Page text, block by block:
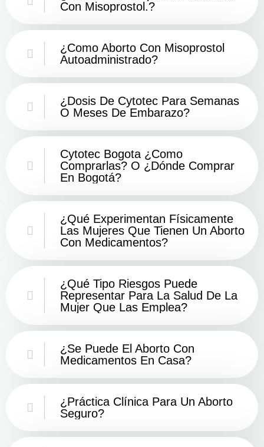
Con Misoprostol.?
¿Como Aborto Con Misoprostol
Autoadministrado?
¿Dosis De Cytotec Para Semanas
O Meses De Embarazo?
Cytotec Bogota ¿Como
Comprarlas? O ¿Dónde Comprar
En Bogotá?
¿Qué Experimentan Físicamente
Las Mujeres Que Tienen Un Aborto
Con Medicamentos?
¿Qué Tipo Riesgos Puede
Representar Para La Salud De La
Mujer Que Las Emplea?
¿Se Puede El Aborto Con
Medicamentos En Casa?
¿Práctica Clínica Para Un Aborto
Seguro?